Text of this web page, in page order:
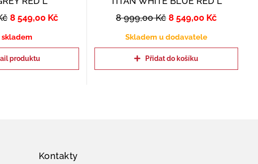
8 549,00 Kč
skladem
produktu
8 999,00Kč 8 549,00 Kč
Skladem u dodavatele
Přidat do košíku
Kontakty